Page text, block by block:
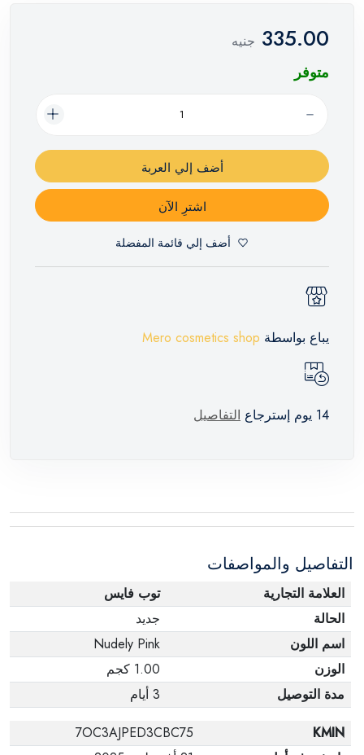
335.00 جنيه
متوفر
أضف إلي العربة
اشترِ الآن
أضف إلي قائمة المفضلة
يباع بواسطة Mero cosmetics shop
14 يوم إسترجاع التفاصيل
التفاصيل والمواصفات
العلامة التجارية
توب فايس
الحالة
جديد
اسم اللون
Nudely Pink
الوزن
1.00 كجم
مدة التوصيل
3 أيام
KMIN
7OC3AJPED3CBC75